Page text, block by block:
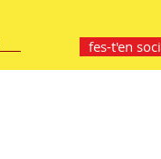
fes-t'en soci